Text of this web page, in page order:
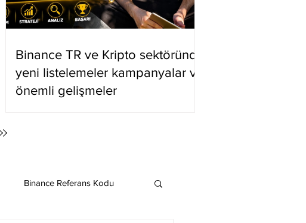
Binance TR ve Kripto sektöründe
yeni listelemeler kampanyalar ve
önemli gelişmeler
Binance Referans Kodu